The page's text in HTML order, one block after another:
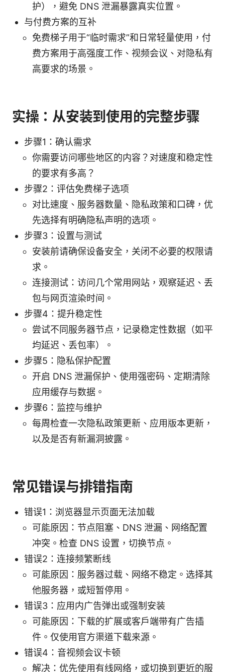
护），避免 DNS 泄漏暴露真实位置。
与付费方案的互补
免费梯子用于“临时需求”和日常轻量使用，付
费方案用于高强度工作、视频会议、对隐私有
高要求的场景。
实操：从安装到使用的完整步骤
步骤1：确认需求
你需要访问哪些地区的内容？对速度和稳定性
的要求有多高？
步骤2：评估免费梯子选项
对比速度、服务器数量、隐私政策和口碑，优
先选择有明确隐私声明的选项。
步骤3：设置与测试
安装前请确保设备安全，关闭不必要的权限请
求。
连接测试：访问几个常用网站，观察延迟、丢
包与网页渲染时间。
步骤4：提升稳定性
尝试不同服务器节点，记录稳定性数据（如平
均延迟、丢包率）。
步骤5：隐私保护配置
开启 DNS 泄漏保护、使用强密码、定期清除
应用缓存与数据。
步骤6：监控与维护
每周检查一次隐私政策更新、应用版本更新，
以及是否有新漏洞披露。
常见错误与排错指南
错误1：浏览器显示页面无法加载
可能原因：节点阻塞、DNS 泄漏、网络配置
冲突。检查 DNS 设置，切换节点。
错误2：连接频繁断线
可能原因：服务器过载、网络不稳定。选择其
他服务器，或短暂停用。
错误3：应用内广告弹出或强制安装
可能原因：下载的扩展或客户端带有广告插
件。仅使用官方渠道下载来源。
错误4：音视频会议卡顿
解决：优先使用有线网络，或切换到更近的服